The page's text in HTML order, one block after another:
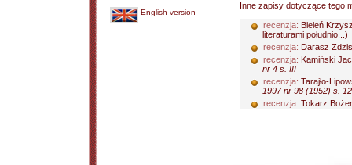
English version
Inne zapisy dotyczące tego
recenzja: Bieleń
literaturami południo...)
recenzja: Darasz
recenzja: Kamiński
nr 4 s. III
recenzja: Tarajło-
1997 nr 98 (1952) s.
recenzja: Tokarz